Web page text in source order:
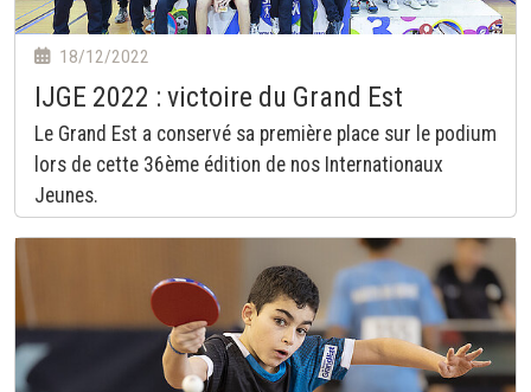
18/12/2022
IJGE 2022 : victoire du Grand Est
Le Grand Est a conservé sa première place sur le podium
lors de cette 36ème édition de nos Internationaux
Jeunes.